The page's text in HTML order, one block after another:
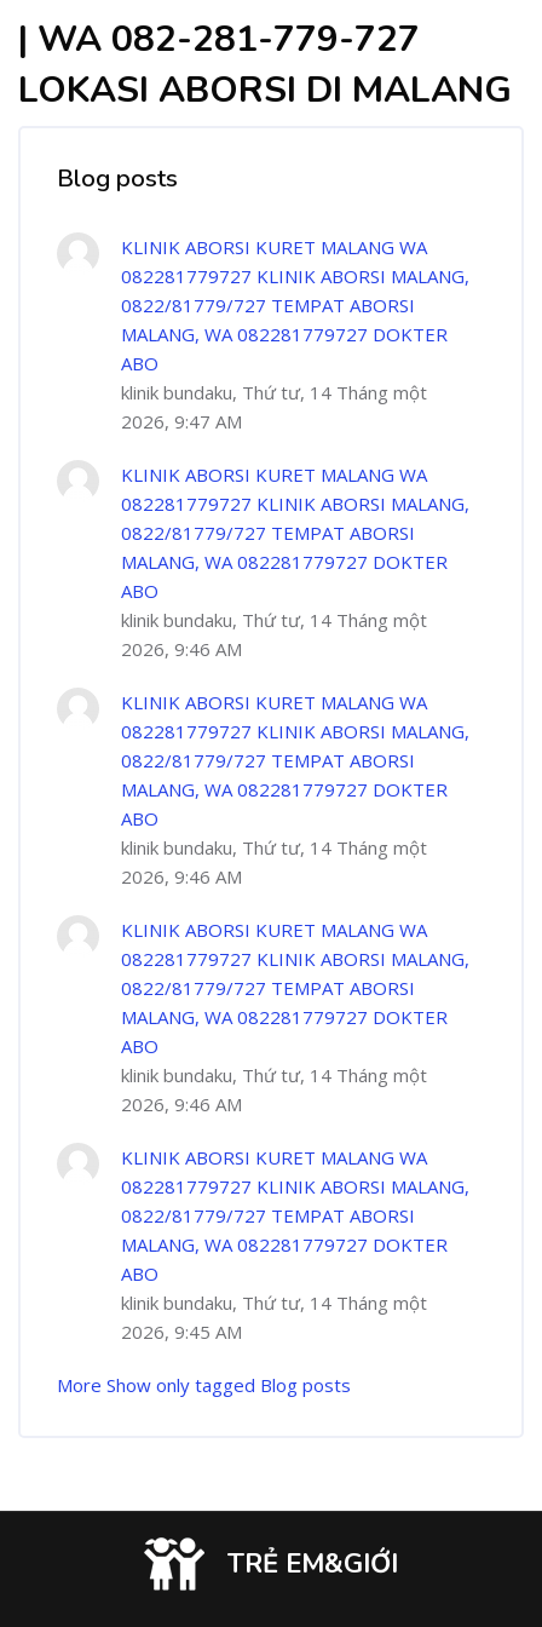
| WA 082-281-779-727
LOKASI ABORSI DI MALANG
Blog posts
KLINIK ABORSI KURET MALANG WA
082281779727 KLINIK ABORSI MALANG,
0822/81779/727 TEMPAT ABORSI
MALANG, WA 082281779727 DOKTER
ABO
klinik bundaku, Thứ tư, 14 Tháng một
2026, 9:47 AM
KLINIK ABORSI KURET MALANG WA
082281779727 KLINIK ABORSI MALANG,
0822/81779/727 TEMPAT ABORSI
MALANG, WA 082281779727 DOKTER
ABO
klinik bundaku, Thứ tư, 14 Tháng một
2026, 9:46 AM
KLINIK ABORSI KURET MALANG WA
082281779727 KLINIK ABORSI MALANG,
0822/81779/727 TEMPAT ABORSI
MALANG, WA 082281779727 DOKTER
ABO
klinik bundaku, Thứ tư, 14 Tháng một
2026, 9:46 AM
KLINIK ABORSI KURET MALANG WA
082281779727 KLINIK ABORSI MALANG,
0822/81779/727 TEMPAT ABORSI
MALANG, WA 082281779727 DOKTER
ABO
klinik bundaku, Thứ tư, 14 Tháng một
2026, 9:46 AM
KLINIK ABORSI KURET MALANG WA
082281779727 KLINIK ABORSI MALANG,
0822/81779/727 TEMPAT ABORSI
MALANG, WA 082281779727 DOKTER
ABO
klinik bundaku, Thứ tư, 14 Tháng một
2026, 9:45 AM
More Show only tagged Blog posts
TRẺ EM&GIỚI